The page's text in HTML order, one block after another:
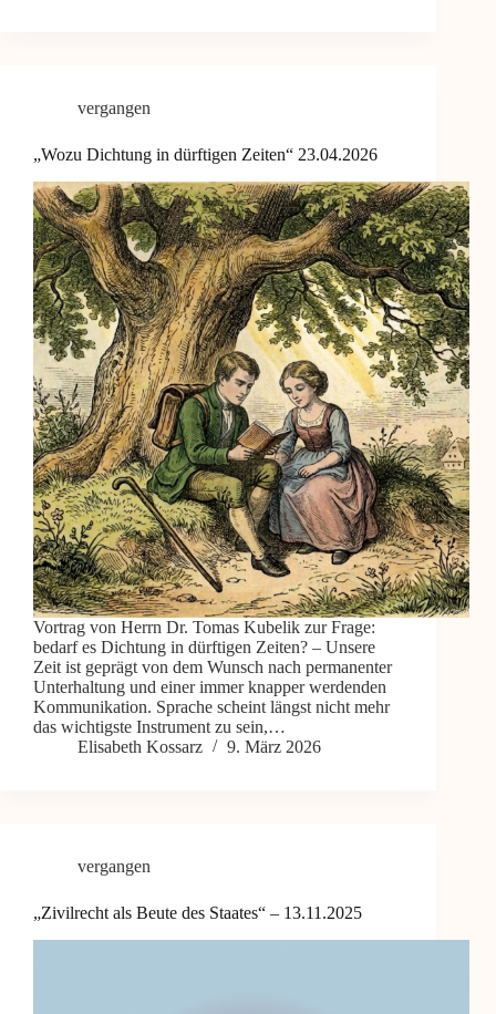
vergangen
„Wozu Dichtung in dürftigen Zeiten“ 23.04.2026
Vortrag von Herrn Dr. Tomas Kubelik zur Frage:
bedarf es Dichtung in dürftigen Zeiten? – Unsere
Zeit ist geprägt von dem Wunsch nach permanenter
Unterhaltung und einer immer knapper werdenden
Kommunikation. Sprache scheint längst nicht mehr
das wichtigste Instrument zu sein,…
Elisabeth Kossarz
9. März 2026
vergangen
„Zivilrecht als Beute des Staates“ – 13.11.2025